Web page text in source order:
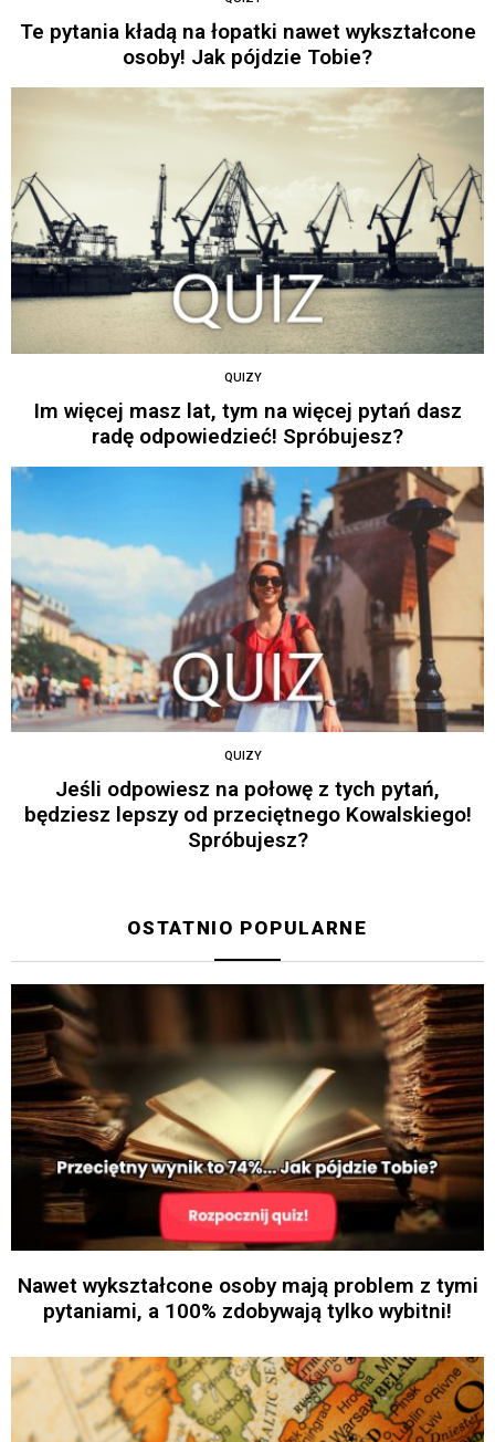
Te pytania kładą na łopatki nawet wykształcone
osoby! Jak pójdzie Tobie?
QUIZY
Im więcej masz lat, tym na więcej pytań dasz
radę odpowiedzieć! Spróbujesz?
QUIZY
Jeśli odpowiesz na połowę z tych pytań,
będziesz lepszy od przeciętnego Kowalskiego!
Spróbujesz?
OSTATNIO POPULARNE
Nawet wykształcone osoby mają problem z tymi
pytaniami, a 100% zdobywają tylko wybitni!